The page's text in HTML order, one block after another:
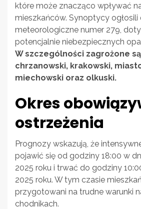
które może znacząco wpływać
mieszkańców. Synoptycy ogłosili
meteorologiczne numer 279,
potencjalnie niebezpiecznych
W szczególności zagrożone
chrzanowski, krakowski,
miechowski oraz olkuski.
Okres
ostrzeżenia
Prognozy wskazują, że
pojawić się od godziny 18:00 w
2025 roku i trwać do godziny
2025 roku. W tym czasie
przygotowani na trudne warunki
chodnikach.